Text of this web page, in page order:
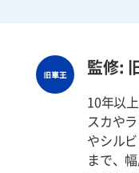
監修:
10年以
スカや
やシル
まで、